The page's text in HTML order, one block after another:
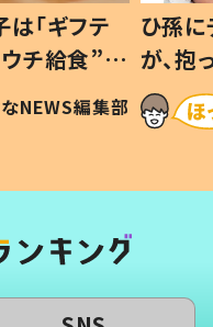
「ギフテ
チ給食”を
#令和の親
なNEWS編集部
ひ孫
が、
「涙が
い」